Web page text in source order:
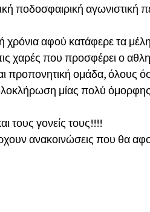
ποδοσφαιρική αγωνιστική
χρόνια αφού κατάφερε τα
χαρές που προσφέρει ο
προπονητική ομάδα, όλους
μίας πολύ όμορφης
τους γονείς τους!!!!
ανακοινώσεις που θα